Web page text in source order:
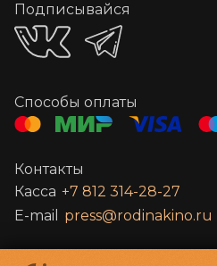
Подписывайся
Способы оплаты
Контакты
Касса +7 812 314-28-27
E-mail
press@rodinakino.ru